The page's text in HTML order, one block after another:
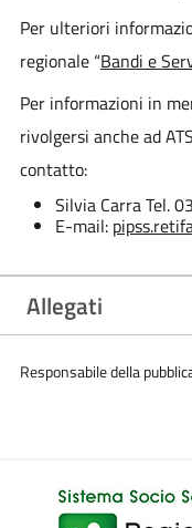
Per ulteriori
regionale “Bandi e
Per informazioni in
rivolgersi anche ad
contatto:
Silvia Carra Tel.
E-mail:
Allegati
Responsabile della